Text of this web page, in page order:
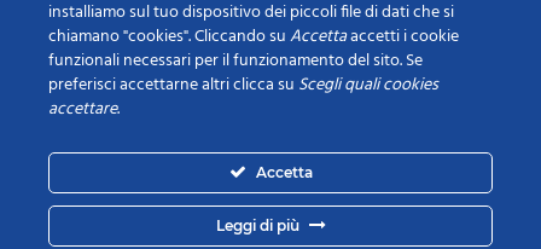
installiamo sul tuo dispositivo dei piccoli file di dati che si
chiamano "cookies". Cliccando suAccettaaccetti i cookie
funzionali necessari per il funzionamento del sito. Se
preferisci accettarne altri clicca su Scegli quali cookies
accettare.
Accetta
Leggi di più